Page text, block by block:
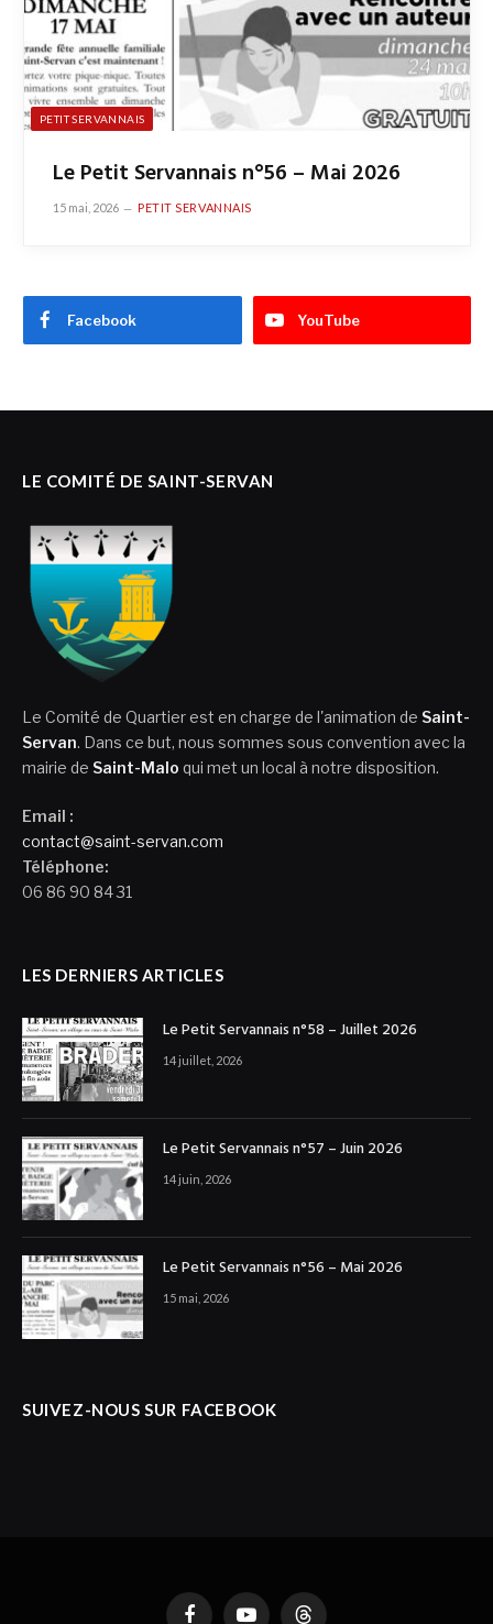
PETIT SERVANNAIS
Le Petit Servannais n°56 – Mai 2026
15 mai, 2026 PETIT SERVANNAIS
Facebook YouTube
LE COMITÉ DE SAINT-SERVAN
Le Comité de Quartier est en charge de l'animation de Saint-
Servan. Dans ce but, nous sommes sous convention avec la
mairie de Saint-Malo qui met un local à notre disposition.
Email :
contact@saint-servan.com
Téléphone:
06 86 90 84 31
LES DERNIERS ARTICLES
Le Petit Servannais n°58 – Juillet 2026
14 juillet, 2026
Le Petit Servannais n°57 – Juin 2026
14 juin, 2026
Le Petit Servannais n°56 – Mai 2026
15 mai, 2026
SUIVEZ-NOUS SUR FACEBOOK